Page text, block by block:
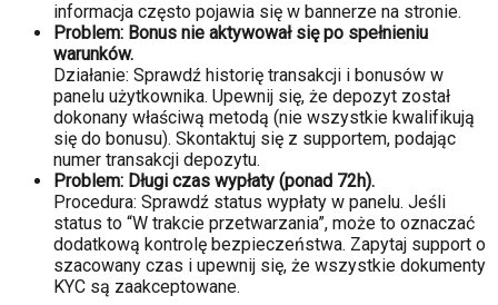
informacja często pojawia się w bannerze na stronie.
Problem: Bonus nie aktywował się po spełnieniu
warunków.
Działanie: Sprawdź historię transakcji i bonusów w
panelu użytkownika. Upewnij się, że depozyt został
dokonany właściwą metodą (nie wszystkie kwalifikują
się do bonusu). Skontaktuj się z supportem, podając
numer transakcji depozytu.
Problem: Długi czas wypłaty (ponad 72h).
Procedura: Sprawdź status wypłaty w panelu. Jeśli
status to “W trakcie przetwarzania”, może to oznaczać
dodatkową kontrolę bezpieczeństwa. Zapytaj support o
szacowany czas i upewnij się, że wszystkie dokumenty
KYC są zaakceptowane.